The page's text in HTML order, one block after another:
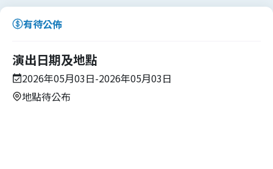
有待公佈
演出日期及地點
2026年05月03日-2026年05月03日
地點待公布